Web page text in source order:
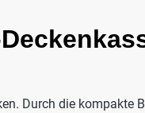
Durch die